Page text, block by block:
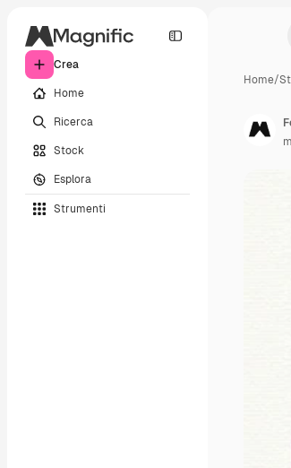
Crea
Home
Ricerca
Stock
Esplora
Strumenti
Home/